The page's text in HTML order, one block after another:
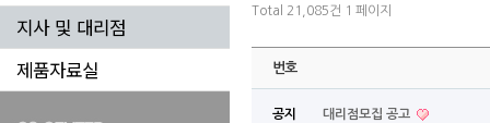
지사 및 대리점
제품자료실
Total 21,085건 1 페이지
번호
공지 대리점모집 공고